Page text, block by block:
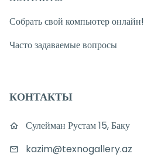
Собрать свой компьютер онлайн!
Часто задаваемые вопросы
КОНТАКТЫ
Сулейман Рустам 15, Баку
kazim@texnogallery.az